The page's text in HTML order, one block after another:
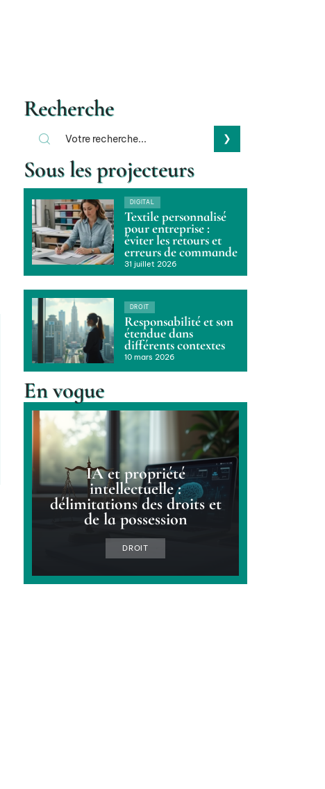
Recherche
Sous les projecteurs
DIGITAL
Textile personnalisé
pour entreprise :
éviter les retours et
erreurs de commande
31 juillet 2026
DROIT
Responsabilité et son
étendue dans
différents contextes
10 mars 2026
En vogue
IA et propriété
intellectuelle :
délimitations des droits et
de la possession
DROIT